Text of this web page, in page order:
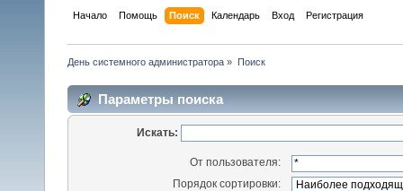
Начало Помощь Поиск Календарь Вход Регистрация
День системного администратора » Поиск
Параметры поиска
Искать:
От пользователя:
Порядок сортировки: